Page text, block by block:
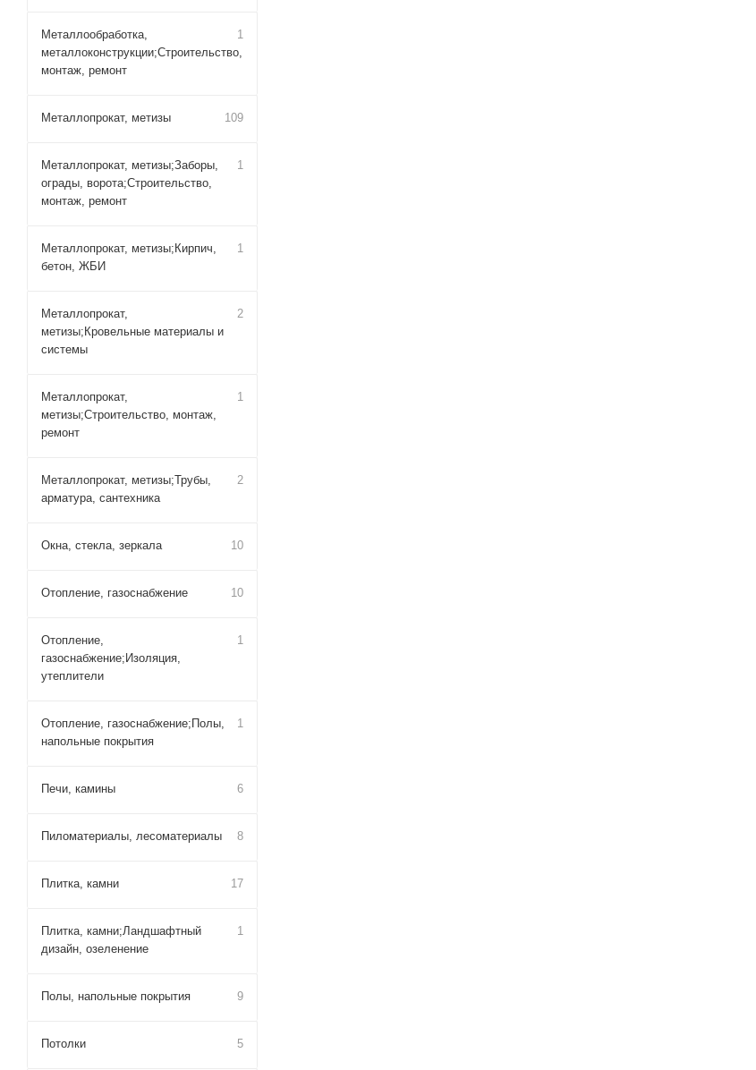
Металлообработка,
металлоконструкции;Строительство,
монтаж, ремонт
1
Металлопрокат, метизы 109
Металлопрокат, метизы;Заборы,
ограды, ворота;Строительство,
монтаж, ремонт
1
Металлопрокат, метизы;Кирпич,
бетон, ЖБИ
1
Металлопрокат,
метизы;Кровельные материалы и
системы
2
Металлопрокат,
метизы;Строительство, монтаж,
ремонт
1
Металлопрокат, метизы;Трубы,
арматура, сантехника
2
Окна, стекла, зеркала 10
Отопление, газоснабжение 10
Отопление,
газоснабжение;Изоляция,
утеплители
1
Отопление, газоснабжение;Полы,
напольные покрытия
1
Печи, камины 6
Пиломатериалы, лесоматериалы 8
Плитка, камни 17
Плитка, камни;Ландшафтный
дизайн, озеленение
1
Полы, напольные покрытия 9
Потолки 5